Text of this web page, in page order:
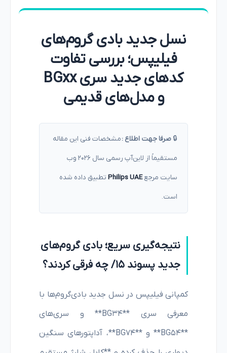
نسل جدید بادی گروم‌های
فیلیپس؛ بررسی تفاوت
کدهای جدید سری BGxx
و مدل‌های قدیمی
🔒 صرفا جهت اطلاع :مشخصات فنی این مقاله
مستقیماً از لاین‌آپ رسمی سال ۲۰۲۶ وب‌
سایت مرجعPhilips UAE تطبیق داده شده
است.
نتیجه‌گیری سریع؛ بادی گروم‌های
جدید پسوند ۱۵/ چه فرقی کردند؟
کمپانی فیلیپس در نسل جدید بادی‌گروم‌ها با
معرفی سری **BG34** و سری‌های
**BG54** و **BG74**، آداپتورهای سنگین